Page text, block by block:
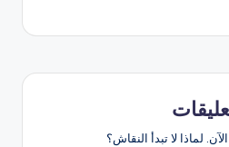
لماذا لا تبدأ النقاش؟